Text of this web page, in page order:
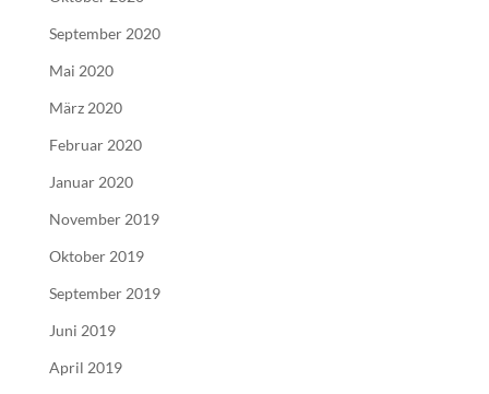
September 2020
Mai 2020
März 2020
Februar 2020
Januar 2020
November 2019
Oktober 2019
September 2019
Juni 2019
April 2019